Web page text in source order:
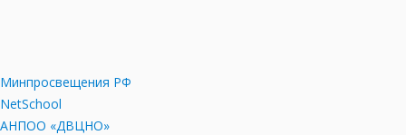
Минпросвещения РФ
NetSchool
АНПОО «ДВЦНО»